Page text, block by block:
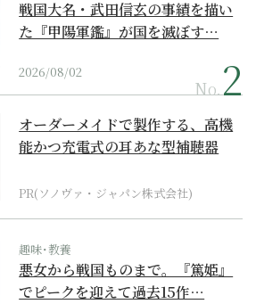
戦国大名・武田信玄の事績を描い
た『甲陽軍鑑』が国を滅ぼす…
2026/08/02
No.
オーダーメイドで製作する、高機
能かつ充電式の耳あな型補聴器
PR(ソノヴァ・ジャパン株式会社)
趣味･教養
悪女から戦国ものまで。『篤姫』
でピークを迎えて過去15作…